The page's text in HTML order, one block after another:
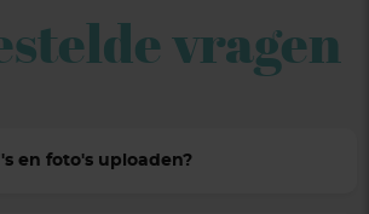
vragen
en foto's uploaden?